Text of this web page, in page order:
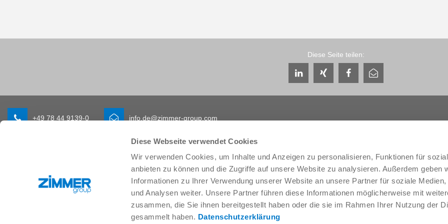
Diese Webseite verwendet Cookies
Wir verwenden Cookies, um Inhalte und Anzeigen zu personalisieren, Funktionen für
anbieten zu können und die Zugriffe auf unsere Website zu analysieren. Außerdem geben
Informationen zu Ihrer Verwendung unserer Website an unsere Partner für soziale Medien,
und Analysen weiter. Unsere Partner führen diese Informationen möglicherweise mit
zusammen, die Sie ihnen bereitgestellt haben oder die sie im Rahmen Ihrer Nutzung der
gesammelt haben. Datenschutzerklärung
Diese Seite teilen:
+49 78 44 9139-0 info.de@zimmer-group.com
Maschinen- und Anlagenbau
Produkte
Neuheiten
Komponenten
Systemlösungen
Verfahrenstechnik
SOFT CLOSE
Service & Kontakt
Ansprechpartner weltweit
Service-Kontakt
Kontaktformular
Pre-Sales
Service
Unternehmen
THE KNOW-HOW FACTORY
Historie
Produktionsstandorte
Messen & Events